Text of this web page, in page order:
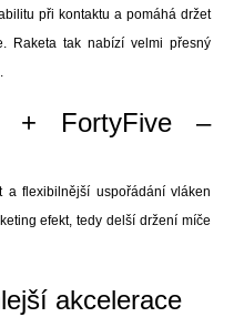
při kontaktu a pomáhá držet
Raketa tak nabízí velmi přesný
+ FortyFive –
a flexibilnější uspořádání vláken
efekt, tedy delší držení míče
akcelerace